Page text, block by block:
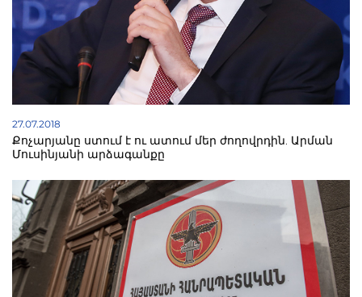
27.07.2018
Քոչարյանը ստում է ու ատում մեր ժողովրդին. Արման
Մուսինյանի արձագանքը